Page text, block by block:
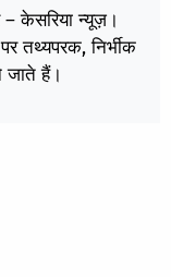
– केसरिया न्यूज़।
तथ्यपरक, निर्भीक
जाते हैं।